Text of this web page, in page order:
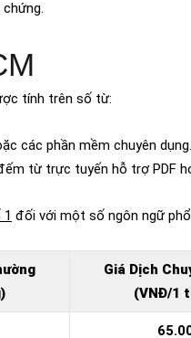
tính trên số từ:
các phần mềm chuyên dụng.
từ trực tuyến hỗ trợ PDF
đối với một số ngôn ngữ phổ
Giá Dịch
(VNĐ/1